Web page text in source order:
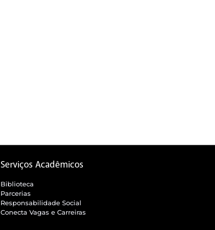
Serviços Acadêmicos
Biblioteca
Parcerias
Responsabilidade Social
Conecta Vagas e Carreiras